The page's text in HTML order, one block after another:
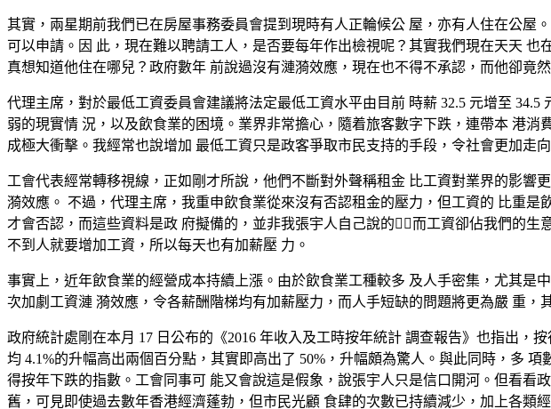
其實，兩星期前我們已在房屋事務委員會提到現時有人正輪候公 屋，亦有人住在公屋
可以申請。因 此，現在難以聘請工人，是否要每年作出檢視呢？其實我們現在天天
真想知道他住在哪兒？政府數年 前說過沒有漣漪效應，現在也不得不承認，而他卻竟
代理主席，對於最低工資委員會建議將法定最低工資水平由目前 時薪 32.5 元增至
弱的現實情 況，以及飲食業的困境。業界非常擔心，隨着旅客數字下跌，連帶本 港
成極大衝擊。我經常也說增加 最低工資只是政客爭取市民支持的手段，令社會更加走
工會代表經常轉移視線，正如剛才所說，他們不斷對外聲稱租金 比工資對業界的影
漪效應。 不過，代理主席，我重申飲食業從來沒有否認租金的壓力，但工資的 比重
才會否認，而這些資料是政 府擬備的，並非我張宇人自己說的而工資卻佔我們的
不到人就要增加工資，所以每天也有加薪壓 力。
事實上，近年飲食業的經營成本持續上漲。由於飲食業工種較多 及人手密集，尤其
次加劇工資漣 漪效應，令各薪酬階梯均有加薪壓力，而人手短缺的問題將更為嚴 重，
政府統計處剛在本月 17 日公布的《2016 年收入及工時按年統計 調查報告》也指出，
均 4.1%的升幅高出兩個百分點，其實即高出了 50%，升幅頗為驚人。與此同時，多
得按年下跌的指數。工會同事可 能又會說這是假象，說張宇人只是信口開河。但看看
舊，可見即使過去數年香港經濟蓬勃，但市民光顧 食肆的次數已持續減少，加上各類